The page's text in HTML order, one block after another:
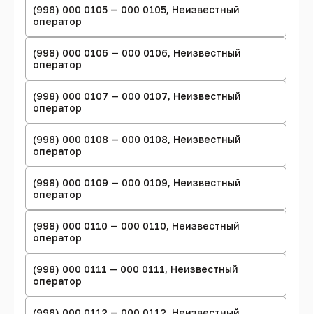
(998) 000 0105 — 000 0105, Неизвестный
оператор
(998) 000 0106 — 000 0106, Неизвестный
оператор
(998) 000 0107 — 000 0107, Неизвестный
оператор
(998) 000 0108 — 000 0108, Неизвестный
оператор
(998) 000 0109 — 000 0109, Неизвестный
оператор
(998) 000 0110 — 000 0110, Неизвестный
оператор
(998) 000 0111 — 000 0111, Неизвестный
оператор